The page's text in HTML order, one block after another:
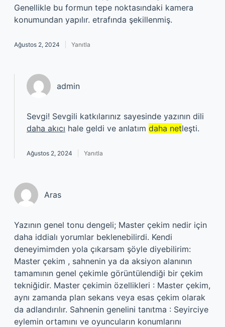
Genellikle bu formun tepe noktasındaki kamera
konumundan yapılır. etrafında şekillenmiş.
Ağustos 2, 2024 Yanıtla
admin
Sevgi! Sevgili katkılarınız sayesinde yazının dili
daha akıcı hale geldi ve anlatım daha netleşti.
Ağustos 2, 2024 Yanıtla
Aras
Yazının genel tonu dengeli; Master çekim nedir için
daha iddialı yorumlar beklenebilirdi. Kendi
deneyimimden yola çıkarsam şöyle diyebilirim:
Master çekim , sahnenin ya da aksiyon alanının
tamamının genel çekimle görüntülendiği bir çekim
tekniğidir. Master çekimin özellikleri : Master çekim,
aynı zamanda plan sekans veya esas çekim olarak
da adlandırılır. Sahnenin genelini tanıtma : Seyirciye
eylemin ortamını ve oyuncuların konumlarını